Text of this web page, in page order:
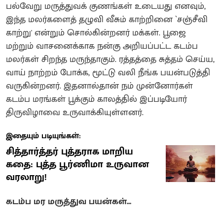
பல்வேறு மருத்துவக் குணங்கள் உடையது எனவும்,
இந்த மலர்களைத் தழுவி வீசும் காற்றினை `சஞ்சீவி
காற்று' என்றும் சொல்கின்றனர் மக்கள். பூஜை
மற்றும் வாசனைக்காக நன்கு அறியப்பட்ட கடம்ப
மலர்கள் சிறந்த மருந்தாகும். ரத்தத்தை சுத்தம் செய்ய,
வாய் நாற்றம் போக்க, மூட்டு வலி நீங்க பயன்படுத்தி
வருகின்றனர். இதனால்தான் நம் முன்னோர்கள்
கடம்ப மரங்கள் பூக்கும் காலத்தில் இப்படியோர்
திருவிழாவை உருவாக்கியுள்ளனர்.
இதையும் படியுங்கள்:
சித்தார்த்தர் புத்தராக மாறிய
கதை: புத்த பூர்ணிமா உருவான
வரலாறு!
கடம்ப மர மருத்துவ பயன்கள்...